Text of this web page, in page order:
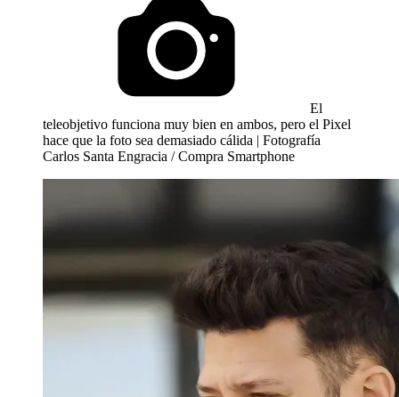
El
teleobjetivo funciona muy bien en ambos, pero el Pixel
hace que la foto sea demasiado cálida | Fotografía
Carlos Santa Engracia / Compra Smartphone